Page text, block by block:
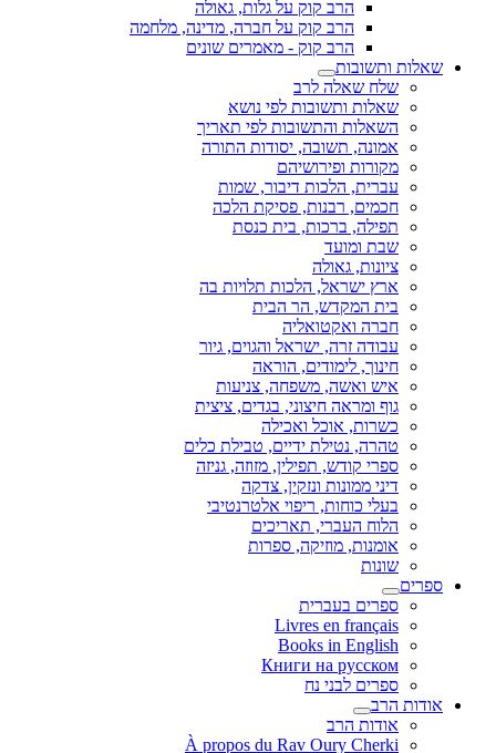
הרב קוק על גלות, גאולה
הרב קוק על חברה, מדינה, מלחמה
הרב קוק - מאמרים שונים
שאלות ותשובות
שלח שאלה לרב
שאלות ותשובות לפי נושא
השאלות והתשובות לפי תאריך
אמונה, תשובה, יסודות התורה
מקורות ופירושיהם
עברית, הלכות דיבור, שמות
חכמים, רבנות, פסיקת הלכה
תפילה, ברכות, בית כנסת
שבת ומועד
ציונות, גאולה
ארץ ישראל, הלכות תלויות בה
בית המקדש, הר הבית
חברה ואקטואליה
עבודה זרה, ישראל והגוים, גיור
חינוך, לימודים, הוראה
איש ואשה, משפחה, צניעות
גוף ומראה חיצוני, בגדים, ציצית
כשרות, אוכל ואכילה
טהרה, נטילת ידיים, טבילת כלים
ספרי קודש, תפילין, מזוזה, גניזה
דיני ממונות ונזקין, צדקה
בעלי כוחות, ריפוי אלטרנטיבי
הלוח העברי, תאריכים
אומנות, מוזיקה, ספרות
שונות
ספרים
ספרים בעברית
Livres en français
Books in English
Книги на русском
ספרים לבני נח
אודות הרב
אודות הרב
À propos du Rav Oury Cherki